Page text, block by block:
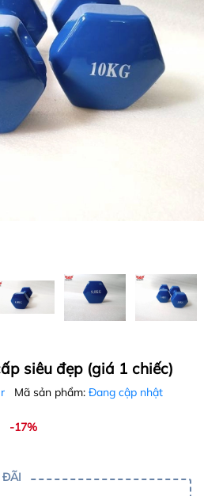
siêu đẹp (giá 1 chiếc)
Mã sản phẩm: Đang cập nhật
-17%
ĐÃI